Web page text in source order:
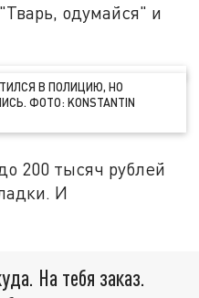
одумайся" и
В ПОЛИЦИЮ, НО
ФОТО: KONSTANTIN
200 тысяч рублей
И
На тебя заказ.